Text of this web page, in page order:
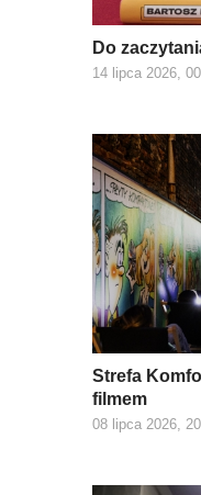
Do
14 lipca 2026,
Strefa
filmem
08 lipca 2026,